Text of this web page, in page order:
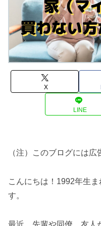
X
LINE
（注）このブログには広
こんにちは！1992年生
す。
最近、先輩や同僚、友人